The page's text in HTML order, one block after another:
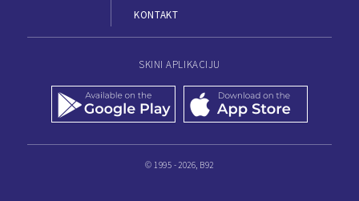
KONTAKT
SKINI APLIKACIJU
© 1995 - 2026, B92